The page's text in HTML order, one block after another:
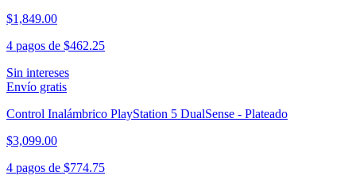
$1,849.00
4 pagos de $462.25
Sin intereses
Envío gratis
Control Inalámbrico PlayStation 5 DualSense - Plateado
$3,099.00
4 pagos de $774.75